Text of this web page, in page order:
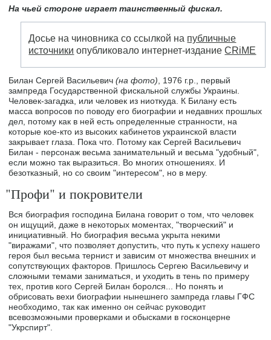
На чьей стороне играет таинственный фискал.
Досье на чиновника со ссылкой на публичные
источники опубликовало интернет-изданиеCRiME
Билан Сергей Васильевич(на фото), 1976 г.р., первый
зампреда Государственной фискальной службы Украины.
Человек-загадка, или человек из ниоткуда. К Билану есть
масса вопросов по поводу его биографии и недавних прошлых
дел, потому как в ней есть определенные странности, на
которые кое-кто из высоких кабинетов украинской власти
закрывает глаза. Пока что. Потому как Сергей Васильевич
Билан - персонаж весьма занимательный и весьма "удобный",
если можно так выразиться. Во многих отношениях. И
безотказный, но со своим "интересом", но в меру.
"Профи" и покровители
Вся биография господина Билана говорит о том, что человек
он ищущий, даже в некоторых моментах, "творческий" и
инициативный. Но биография весьма укрыта некими
"виражами", что позволяет допустить, что путь к успеху нашего
героя был весьма тернист и зависим от множества внешних и
сопутствующих факторов. Пришлось Сергею Васильевичу и
сложными темами заниматься, и уходить в тень по примеру
тех, против кого Сергей Билан боролся... Но понять и
обрисовать вехи биографии нынешнего зампреда главы ГФС
необходимо, так как именно он сейчас руководит
всевозможными проверками и обысками в госконцерне
"Укрспирт".